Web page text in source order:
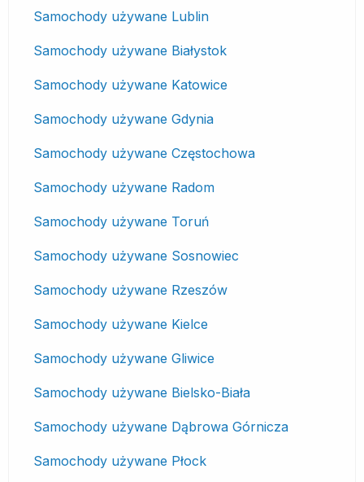
Samochody używane Lublin
Samochody używane Białystok
Samochody używane Katowice
Samochody używane Gdynia
Samochody używane Częstochowa
Samochody używane Radom
Samochody używane Toruń
Samochody używane Sosnowiec
Samochody używane Rzeszów
Samochody używane Kielce
Samochody używane Gliwice
Samochody używane Bielsko-Biała
Samochody używane Dąbrowa Górnicza
Samochody używane Płock